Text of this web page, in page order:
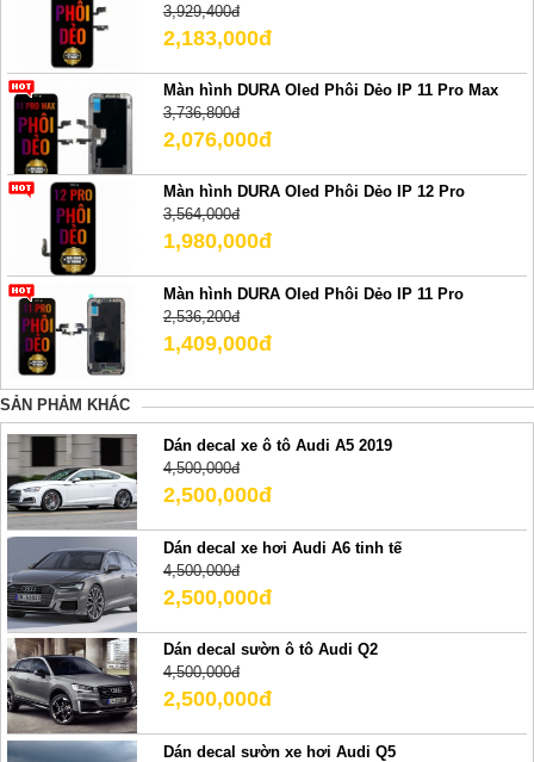
3,929,400đ
2,183,000đ
Màn hình DURA Oled Phôi Dẻo IP 11 Pro Max
3,736,800đ
2,076,000đ
Màn hình DURA Oled Phôi Dẻo IP 12 Pro
3,564,000đ
1,980,000đ
Màn hình DURA Oled Phôi Dẻo IP 11 Pro
2,536,200đ
1,409,000đ
SẢN PHẢM KHÁC
Dán decal xe ô tô Audi A5 2019
4,500,000đ
2,500,000đ
Dán decal xe hơi Audi A6 tinh tế
4,500,000đ
2,500,000đ
Dán decal sườn ô tô Audi Q2
4,500,000đ
2,500,000đ
Dán decal sườn xe hơi Audi Q5